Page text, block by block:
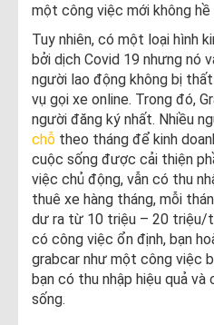
một công việc mới không hề
Tuy nhiên, có một loại hình
bởi dịch Covid 19 nhưng nó
người lao động không bị
vụ gọi xe online. Trong đó,
người đăng ký nhất. Nhiều
chỗ theo tháng để kinh
cuộc sống được cải thiện
việc chủ động, vẫn có thu
thuê xe hàng tháng, mỗi
dư ra từ 10 triệu – 20 triệu/
có công việc ổn định, bạn
grabcar như một công việc
bạn có thu nhập hiệu quả
sống.